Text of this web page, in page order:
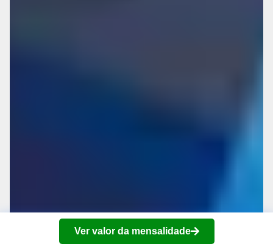
Ver valor da mensalidade